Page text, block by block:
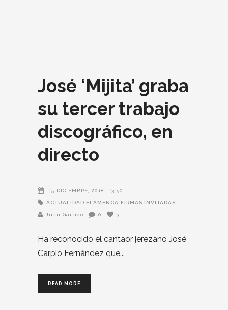
José ‘Mijita’ graba
su tercer trabajo
discográfico, en
directo
15 DICIEMBRE, 2018 13:50
ACTUALIDAD FLAMENCA FIRMAS INVITADAS
Juan Garrido 0 3
Ha reconocido el cantaor jerezano José
Carpio Fernández que
READ MORE